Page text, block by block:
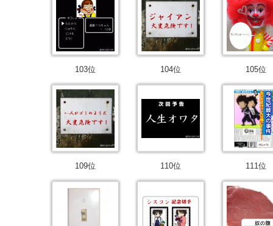
103位 104位 105位
109位 110位 111位